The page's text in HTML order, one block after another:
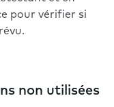
pour vérifier si
non utilisées